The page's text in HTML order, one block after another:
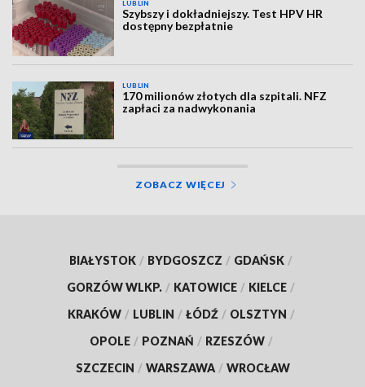
LUBLIN
Szybszy i dokładniejszy. Test HPV HR
dostępny bezpłatnie
LUBLIN
170 milionów złotych dla szpitali. NFZ
zapłaci za nadwykonania
ZOBACZ WIĘCEJ
BIAŁYSTOK / BYDGOSZCZ / GDAŃSK /
GORZÓW WLKP. / KATOWICE / KIELCE /
KRAKÓW / LUBLIN / ŁÓDŹ / OLSZTYN /
OPOLE / POZNAŃ / RZESZÓW /
SZCZECIN / WARSZAWA / WROCŁAW